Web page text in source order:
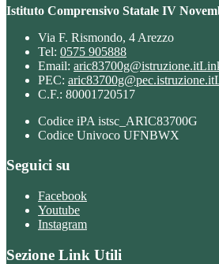
Istituto Comprensivo Statale IV
Via F. Rismondo, 4 Arezzo
Tel: 0575 905888
Email: aric83700g@istruzione.it
PEC: aric83700g@pec.istruzione.it
C.F.: 80001720517
Codice iPA istsc_ARIC83700G
Codice Univoco UFNBWX
Seguici su
Facebook
Youtube
Instagram
Sezione Link Utili